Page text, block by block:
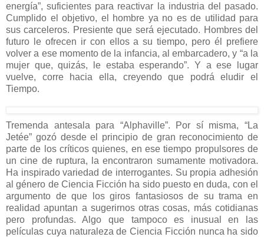
energía”, suficientes para reactivar la industria del pasado.
Cumplido el objetivo, el hombre ya no es de utilidad para
sus carceleros. Presiente que será ejecutado. Hombres del
futuro le ofrecen ir con ellos a su tiempo, pero él prefiere
volver a ese momento de la infancia, al embarcadero, y “a la
mujer que, quizás, le estaba esperando”. Y a ese lugar
vuelve, corre hacia ella, creyendo que podrá eludir el
Tiempo.
Tremenda antesala para “Alphaville”. Por sí misma, “La
Jetée” gozó desde el principio de gran reconocimiento de
parte de los críticos quienes, en ese tiempo propulsores de
un cine de ruptura, la encontraron sumamente motivadora.
Ha inspirado variedad de interrogantes. Su propia adhesión
al género de Ciencia Ficción ha sido puesto en duda, con el
argumento de que los giros fantasiosos de su trama en
realidad apuntan a sugerirnos otras cosas, más cotidianas
pero profundas. Algo que tampoco es inusual en las
películas cuya naturaleza de Ciencia Ficción nunca ha sido